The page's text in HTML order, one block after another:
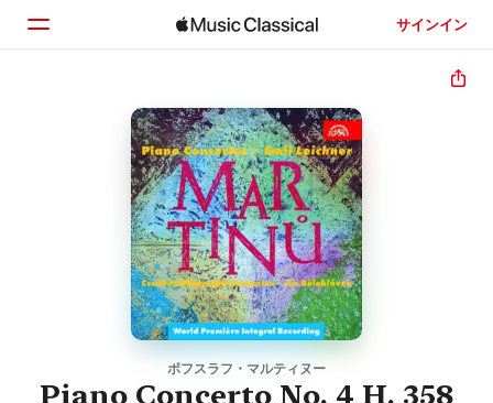
サインイン
見つける
ボフスラフ・マルティヌー
Piano Concerto No. 4 H. 358